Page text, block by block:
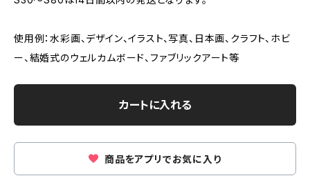
使用例：水彩画、デザイン、イラスト、写真、日本画、クラフト、ホビ
ー、結婚式のウェルカムボード、ファブリックアート等
カートに入れる
商品をアプリでお気に入り